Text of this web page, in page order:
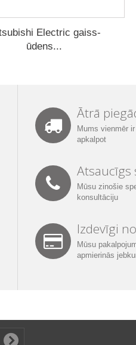
Electric gaiss-
ūdens...
Ātrā
Mums vienmēr
apkalpot
Atsaucīgs
Mūsu zinošie
konsultāciju
Izdevīgi
Mūsu
apmierinās